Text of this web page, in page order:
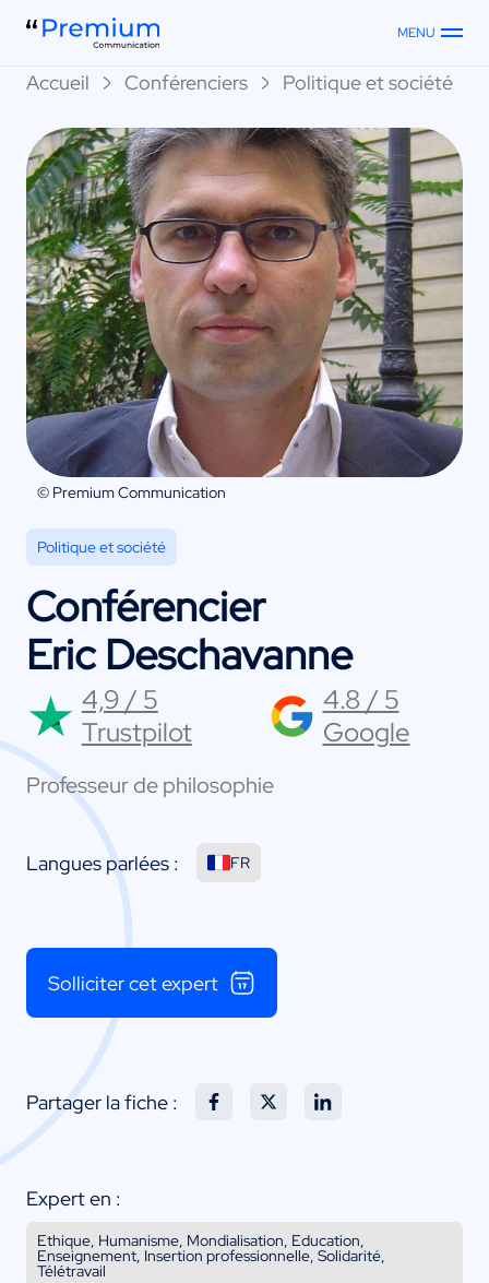
MENU
Accueil Conférenciers Politique et société
© Premium Communication
Politique et société
Conférencier
Eric Deschavanne
4,9 / 5
Trustpilot
4.8 / 5
Google
Professeur de philosophie
Langues parlées : FR
Solliciter cet expert
Partager la fiche :
Expert en :
Ethique, Humanisme, Mondialisation, Education,
Enseignement, Insertion professionnelle, Solidarité,
Télétravail